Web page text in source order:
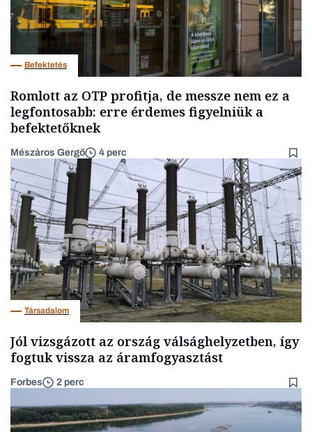
Befektetés
Romlott az OTP profitja, de messze nem ez a
legfontosabb: erre érdemes figyelniük a
befektetőknek
Mészáros Gergő 4 perc
Társadalom
Jól vizsgázott az ország válsághelyzetben, így
fogtuk vissza az áramfogyasztást
Forbes 2 perc